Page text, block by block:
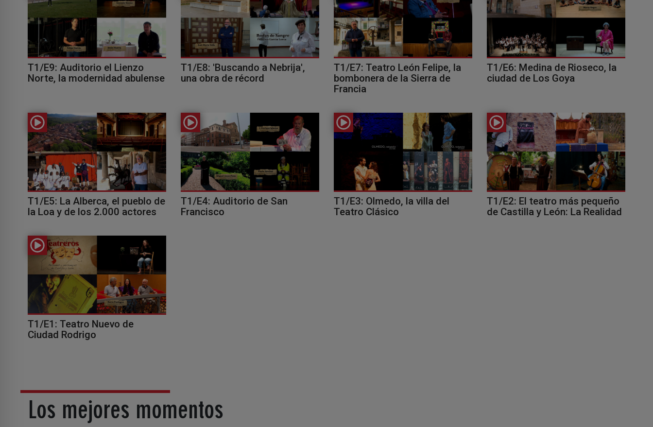
T1/E9: Auditorio el Lienzo
Norte, la modernidad abulense
T1/E8: 'Buscando a Nebrija',
una obra de récord
T1/E7: Teatro León Felipe, la
bombonera de la Sierra de
Francia
T1/E6: Medina de Rioseco, la
ciudad de Los Goya
T1/E5: La Alberca, el pueblo de
la Loa y de los 2.000 actores
T1/E4: Auditorio de San
Francisco
T1/E3: Olmedo, la villa del
Teatro Clásico
T1/E2: El teatro más pequeño
de Castilla y León: La Realidad
T1/E1: Teatro Nuevo de
Ciudad Rodrigo
Los mejores momentos